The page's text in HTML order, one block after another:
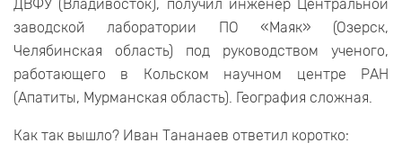
ДВФУ (Владивосток), получил инженер Центральной
заводской лаборатории ПО «Маяк» (Озерск,
Челябинская область) под руководством ученого,
работающего в Кольском научном центре РАН
(Апатиты, Мурманская область). География сложная.
Как так вышло? Иван Тананаев ответил коротко: